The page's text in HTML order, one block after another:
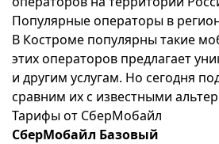
Популярные операторы в
В Костроме популярны такие
этих операторов предлагает
и другим услугам. Но сегодня
сравним их с известными
Тарифы от СберМобайл
СберМобайл Базовый